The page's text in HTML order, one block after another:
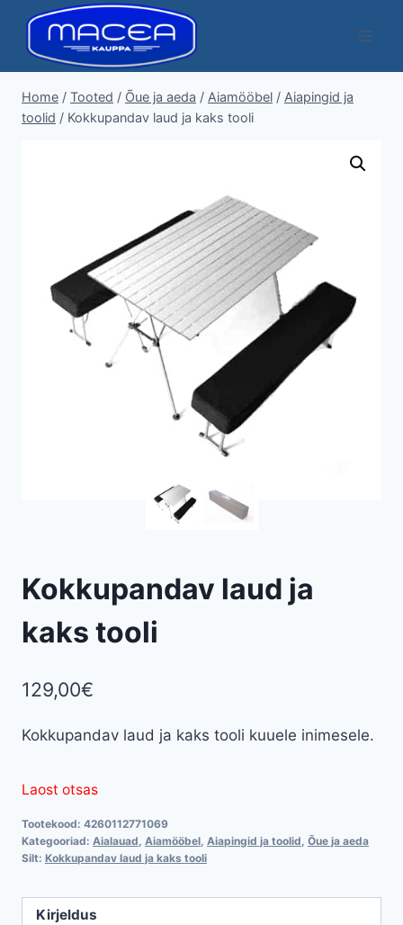
content
Home / Tooted / Õue ja aeda / Aiamööbel / Aiapingid ja
toolid / Kokkupandav laud ja kaks tooli
Kokkupandav laud ja
kaks tooli
129,00€
Kokkupandav laud ja kaks tooli kuuele inimesele.
Laost otsas
Tootekood: 4260112771069
Kategooriad: Aialauad Aiamööbel Aiapingid ja toolid Õue ja aeda
Silt: Kokkupandav laud ja kaks tooli
Kirjeldus